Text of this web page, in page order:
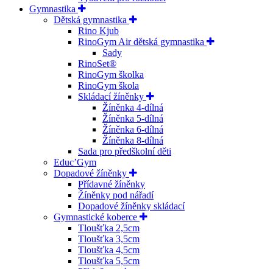
Gymnastika
Dětská gymnastika
Rino Kjub
RinoGym Air dětská gymnastika
Sady
RinoSet®
RinoGym školka
RinoGym škola
Skládací žíněnky
Žíněnka 4-dílná
Žíněnka 5-dílná
Žíněnka 6-dílná
Žíněnka 8-dílná
Sada pro předškolní děti
Educ’Gym
Dopadové žíněnky
Přídavné žíněnky
Žíněnky pod nářadí
Dopadové žíněnky skládací
Gymnastické koberce
Tloušťka 2,5cm
Tloušťka 3,5cm
Tloušťka 4,5cm
Tloušťka 5,5cm